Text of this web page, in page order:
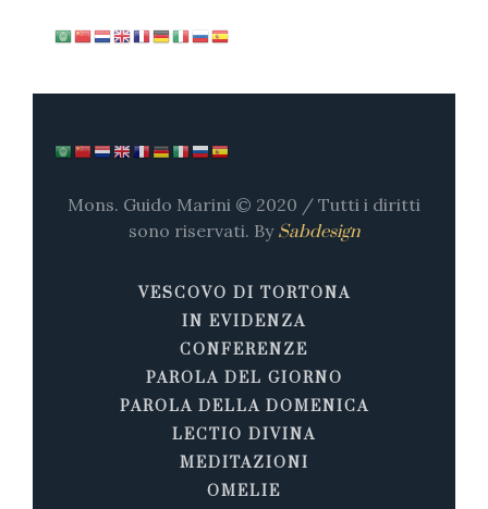
Mons. Guido Marini © 2020 / Tutti i diritti
sono riservati. By Sabdesign
VESCOVO DI TORTONA
IN EVIDENZA
CONFERENZE
PAROLA DEL GIORNO
PAROLA DELLA DOMENICA
LECTIO DIVINA
MEDITAZIONI
OMELIE